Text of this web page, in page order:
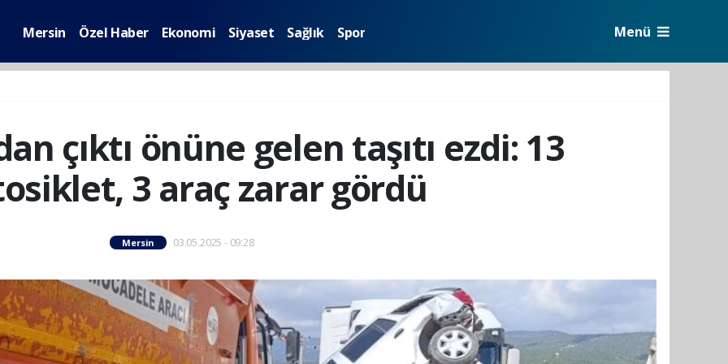
Mersin Özel Haber Ekonomi Siyaset Sağlık Spor Menü
çıktı önüne gelen taşıtı ezdi: 13
3 araç zarar gördü
Mersin 03.05.2025 - 09:28